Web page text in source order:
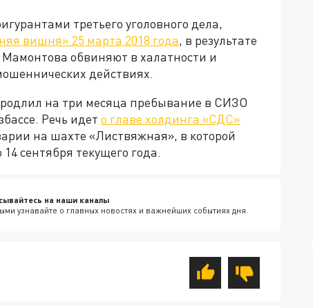
третьего уголовного дела,
вишня» 25 марта 2018 года, в результате
Мамонтова обвиняют в халатности и
действиях.
на три месяца пребывание в СИЗО
Речь идет о главе холдинга «СДС»
на шахте «Листвяжная», в которой
сентября текущего года.
на наши каналы
узнавайте о главных новостях и важнейших событиях дня.